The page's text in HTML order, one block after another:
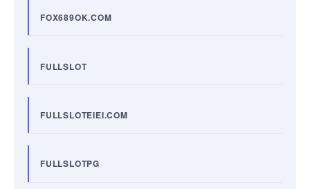
FOX689OK.COM
FULLSLOT
FULLSLOTEIEI.COM
FULLSLOTPG